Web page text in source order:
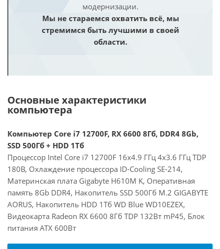
модернизации.
Мы не стараемся охватить всё, мы
стремимся быть лучшими в своей
области.
Основные характеристики
компьютера
Компьютер Core i7 12700F, RX 6600 8Гб, DDR4 8Gb,
SSD 500Гб + HDD 1Тб
Процессор Intel Core i7 12700F 16x4.9 ГГц 4x3.6 ГГц TDP
180В, Охлаждение процессора ID-Cooling SE-214,
Материнская плата Gigabyte H610M K, Оперативная
память 8Gb DDR4, Накопитель SSD 500Гб M.2 GIGABYTE
AORUS, Накопитель HDD 1Тб WD Blue WD10EZEX,
Видеокарта Radeon RX 6600 8Гб TDP 132Вт mP45, Блок
питания ATX 600Вт